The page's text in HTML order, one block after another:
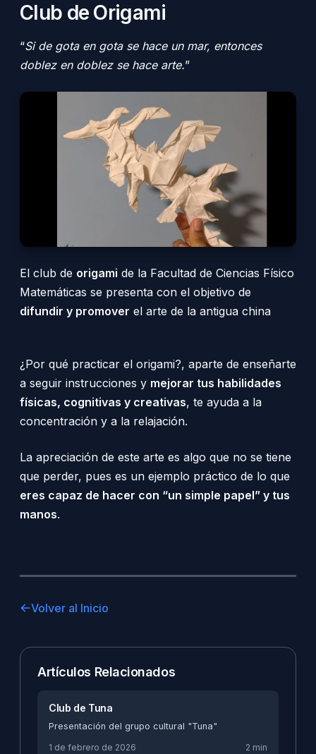
Club de Origami
“Si de gota en gota se hace un mar, entonces
doblez en doblez se hace arte.”
El club de origami de la Facultad de Ciencias Físico
Matemáticas se presenta con el objetivo de
difundir y promover el arte de la antigua china
¿Por qué practicar el origami?, aparte de enseñarte
a seguir instrucciones y mejorar tus habilidades
físicas, cognitivas y creativas, te ayuda a la
concentración y a la relajación.
La apreciación de este arte es algo que no se tiene
que perder, pues es un ejemplo práctico de lo que
eres capaz de hacer con “un simple papel” y tus
manos.
Volver al Inicio
Artículos Relacionados
Club de Tuna
Presentación del grupo cultural "Tuna"
1 de febrero de 2026
2 min